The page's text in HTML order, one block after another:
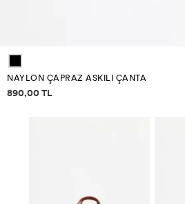
NAYLON ÇAPRAZ ASKILI ÇANTA
Fiyat bilgisi
890,00 TL